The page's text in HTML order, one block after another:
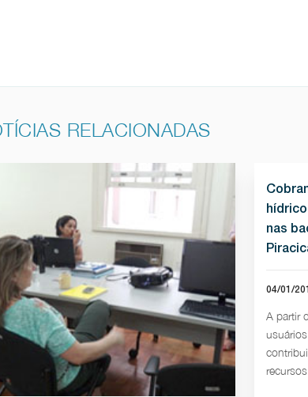
RELACIONADAS
nas
04/01/
A partir